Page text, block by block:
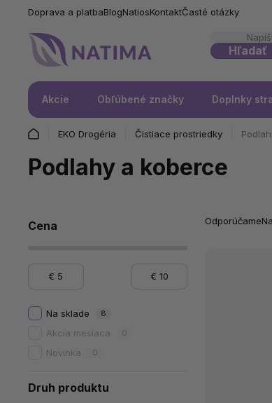
Doprava a platbaBlogNatiosKontaktČasté otázky
Hľadať
Akcie Obľúbené značky Doplnky
EKO Drogéria Čistiace prostriedky
Podlahy a koberce
Cena
€ 5 € 10
Na sklade 8
Akcia mesiaca 0
Novinka 0
Druh produktu
Odporúčame